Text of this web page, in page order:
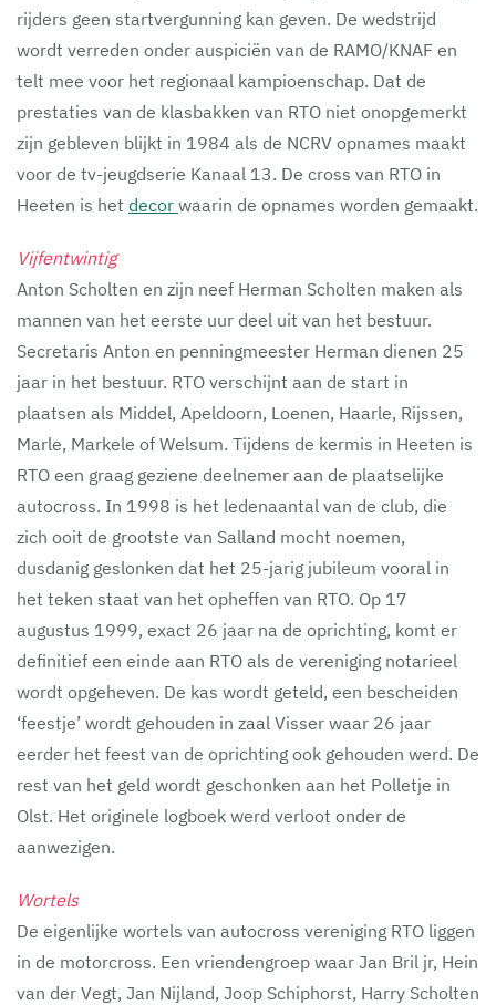
rijders geen startvergunning kan geven. De wedstrijd
wordt verreden onder auspiciën van de RAMO/KNAF en
telt mee voor het regionaal kampioenschap. Dat de
prestaties van de klasbakken van RTO niet onopgemerkt
zijn gebleven blijkt in 1984 als de NCRV opnames maakt
voor de tv-jeugdserie Kanaal 13. De cross van RTO in
Heeten is het decor waarin de opnames worden gemaakt.
Vijfentwintig
Anton Scholten en zijn neef Herman Scholten maken als
mannen van het eerste uur deel uit van het bestuur.
Secretaris Anton en penningmeester Herman dienen 25
jaar in het bestuur. RTO verschijnt aan de start in
plaatsen als Middel, Apeldoorn, Loenen, Haarle, Rijssen,
Marle, Markele of Welsum. Tijdens de kermis in Heeten is
RTO een graag geziene deelnemer aan de plaatselijke
autocross. In 1998 is het ledenaantal van de club, die
zich ooit de grootste van Salland mocht noemen,
dusdanig geslonken dat het 25-jarig jubileum vooral in
het teken staat van het opheffen van RTO. Op 17
augustus 1999, exact 26 jaar na de oprichting, komt er
definitief een einde aan RTO als de vereniging notarieel
wordt opgeheven. De kas wordt geteld, een bescheiden
‘feestje’ wordt gehouden in zaal Visser waar 26 jaar
eerder het feest van de oprichting ook gehouden werd. De
rest van het geld wordt geschonken aan het Polletje in
Olst. Het originele logboek werd verloot onder de
aanwezigen.
Wortels
De eigenlijke wortels van autocross vereniging RTO liggen
in de motorcross. Een vriendengroep waar Jan Bril jr, Hein
van der Vegt, Jan Nijland, Joop Schiphorst, Harry Scholten